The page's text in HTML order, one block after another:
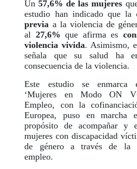
Un57,6% de las mujeres
estudio han indicado que la
previa a la violencia de
al 27,6%que afirma es
violencia vivida. Asimismo,
señala que su salud ha
consecuencia de la violencia.
Este estudio se enmarca
‘Mujeres en Modo ON
Empleo, con la
Europea, puso en marcha
propósito de acompañar y
mujeres con discapacidad
de género a través de la
empleo.